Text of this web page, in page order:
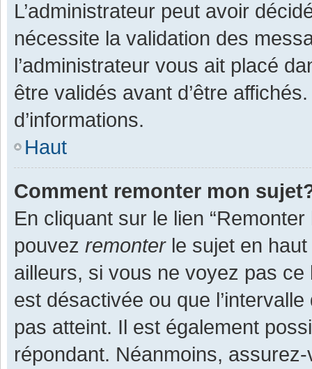
L’administrateur peut avoir
nécessite la validation des
l’administrateur vous ait placé
être validés avant d’être
d’informations.
Haut
Comment remonter mon
En cliquant sur le lien
pouvez remonterle sujet en haut
ailleurs, si vous ne voyez pas
est désactivée ou que
pas atteint. Il est également
répondant. Néanmoins,